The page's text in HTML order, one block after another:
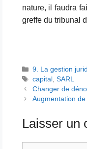
nature, il faudra
greffe du tribunal
Catégories
9. La gestion
Étiquettes
capital ,SARL
Changer de
Augmentation
Laisser un